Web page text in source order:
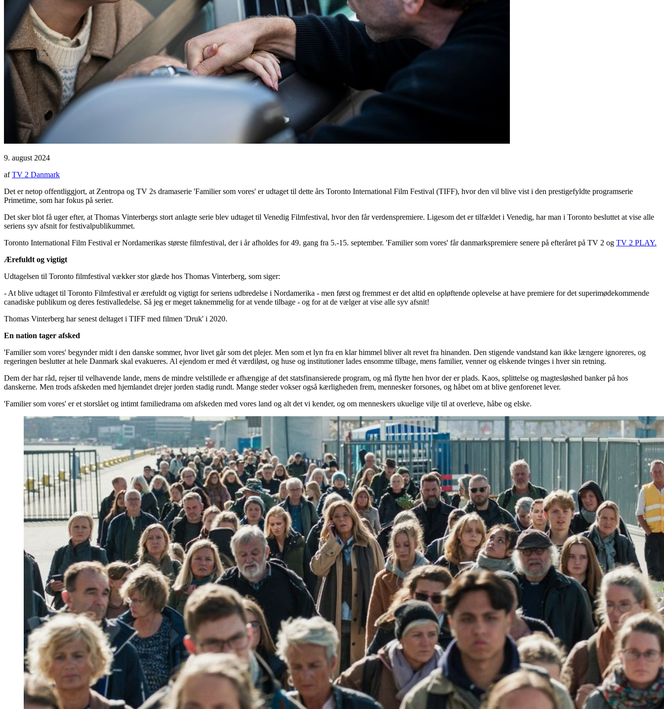
9. august 2024
afTV 2 Danmark
Det er netop offentliggjort, at Zentropa og TV 2s dramaserie 'Familier som vores' er udtaget til dette års Toronto International Film Festival (TIFF), hvor den vil blive vist i den prestigefyldte programserie
Primetime, som har fokus på serier.
Det sker blot få uger efter, at Thomas Vinterbergs stort anlagte serie blev udtaget til Venedig Filmfestival, hvor den får verdenspremiere. Ligesom det er tilfældet i Venedig, har man i Toronto besluttet at vise alle
seriens syv afsnit for festivalpublikummet.
Toronto International Film Festival er Nordamerikas største filmfestival, der i år afholdes for 49. gang fra 5.-15. september. 'Familier som vores' får danmarkspremiere senere på efteråret på TV 2 og TV 2 PLAY.
Ærefuldt og vigtigt
Udtagelsen til Toronto filmfestival vækker stor glæde hos Thomas Vinterberg, som siger:
- At blive udtaget til Toronto Filmfestival er ærefuldt og vigtigt for seriens udbredelse i Nordamerika - men først og fremmest er det altid en opløftende oplevelse at have premiere for det superimødekommende
canadiske publikum og deres festivalledelse. Så jeg er meget taknemmelig for at vende tilbage - og for at de vælger at vise alle syv afsnit!
Thomas Vinterberg har senest deltaget i TIFF med filmen 'Druk' i 2020.
En nation tager afsked
'Familier som vores' begynder midt i den danske sommer, hvor livet går som det plejer. Men som et lyn fra en klar himmel bliver alt revet fra hinanden. Den stigende vandstand kan ikke længere ignoreres, og
regeringen beslutter at hele Danmark skal evakueres. Al ejendom er med ét værdiløst, og huse og institutioner lades ensomme tilbage, mens familier, venner og elskende tvinges i hver sin retning.
Dem der har råd, rejser til velhavende lande, mens de mindre velstillede er afhængige af det statsfinansierede program, og må flytte hen hvor der er plads. Kaos, splittelse og magtesløshed banker på hos
danskerne. Men trods afskeden med hjemlandet drejer jorden stadig rundt. Mange steder vokser også kærligheden frem, mennesker forsones, og håbet om at blive genforenet lever.
'Familier som vores' er et storslået og intimt familiedrama om afskeden med vores land og alt det vi kender, og om menneskers ukuelige vilje til at overleve, håbe og elske.